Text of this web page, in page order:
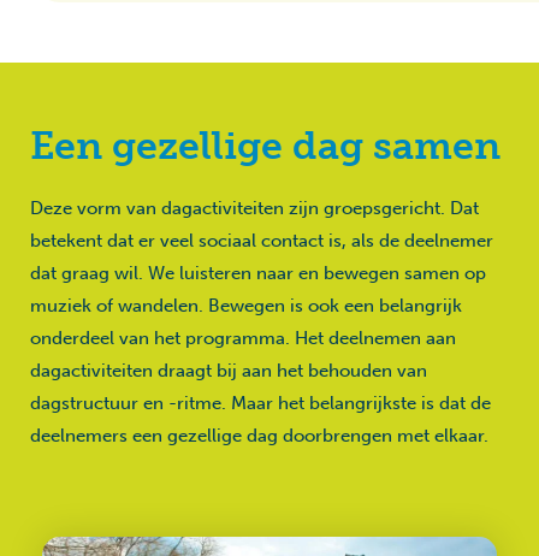
Een gezellige dag samen
Deze vorm van dagactiviteiten zijn groepsgericht. Dat
betekent dat er veel sociaal contact is, als de deelnemer
dat graag wil. We luisteren naar en bewegen samen op
muziek of wandelen. Bewegen is ook een belangrijk
onderdeel van het programma. Het deelnemen aan
dagactiviteiten draagt bij aan het behouden van
dagstructuur en -ritme. Maar het belangrijkste is dat de
deelnemers een gezellige dag doorbrengen met elkaar.